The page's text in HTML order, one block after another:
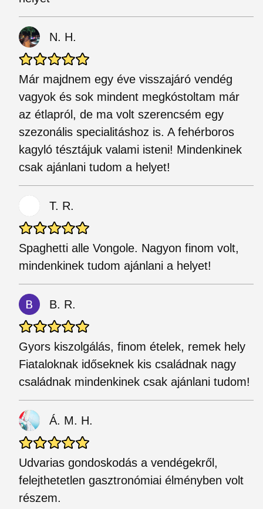
N. H.
Már majdnem egy éve visszajáró vendég
vagyok és sok mindent megkóstoltam már
az étlapról, de ma volt szerencsém egy
szezonális specialitáshoz is. A fehérboros
kagyló tésztájuk valami isteni! Mindenkinek
csak ajánlani tudom a helyet!
T. R.
Spaghetti alle Vongole. Nagyon finom volt,
mindenkinek tudom ajánlani a helyet!
B. R.
Gyors kiszolgálás, finom ételek, remek hely
Fiataloknak időseknek kis családnak nagy
családnak mindenkinek csak ajánlani tudom!
Á. M. H.
Udvarias gondoskodás a vendégekről,
felejthetetlen gasztronómiai élményben volt
részem.